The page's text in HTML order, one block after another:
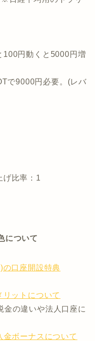
円動くと5000円増
で9000円必要。(レバ
げ比率：1
について
の口座開設特典
リットについて
の違いや法人口座に
金ボーナスについて